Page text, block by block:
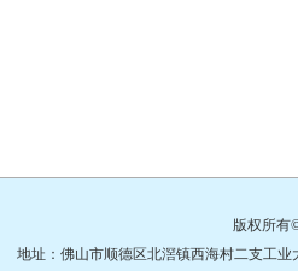
版权所有
地址：佛山市顺德区北滘镇西海村二支工